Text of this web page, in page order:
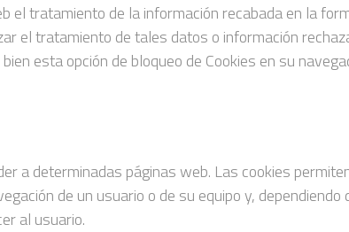
el tratamiento de la información recabada en la
el tratamiento de tales datos o información
esta opción de bloqueo de Cookies en su
a determinadas páginas web. Las cookies
de un usuario o de su equipo y,
al usuario.